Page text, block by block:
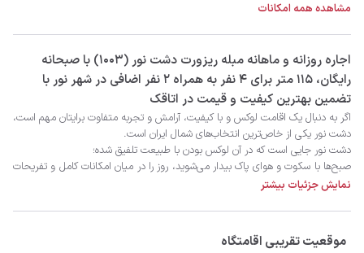
مشاهده همه امکانات
‫‫اجاره روزانه و ماهانه مبله ریزورت دشت نور (1003) با صبحانه
رایگان، 115 متر برای 4 نفر به همراه 2 نفر اضافی در شهر نور با
تضمین بهترین کیفیت و قیمت در اتاقک
نمایش جزئیات بیشتر
موقعیت تقریبی اقامتگاه